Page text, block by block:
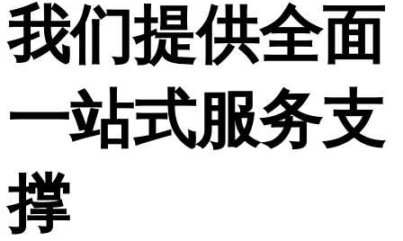
我们提供全面
一站式服务支
撑